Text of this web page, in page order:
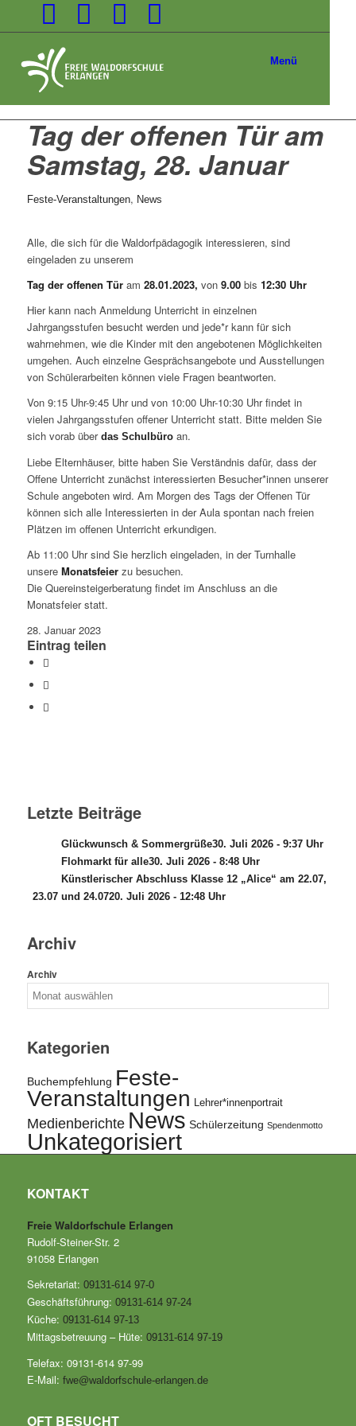
Menü
Tag der offenen Tür am
Samstag, 28. Januar
Feste-Veranstaltungen, News
Alle, die sich für die Waldorfpädagogik interessieren, sind
eingeladen zu unserem
Tag der offenen Tür am 28.01.2023, von9.00 bis 12:30 Uhr
Hier kann nach Anmeldung Unterricht in einzelnen
Jahrgangsstufen besucht werden und jede*r kann für sich
wahrnehmen, wie die Kinder mit den angebotenen Möglichkeiten
umgehen. Auch einzelne Gesprächsangebote und Ausstellungen
von Schülerarbeiten können viele Fragen beantworten.
Von 9:15 Uhr-9:45 Uhr und von 10:00 Uhr-10:30 Uhr findet in
vielen Jahrgangsstufen offener Unterricht statt. Bitte melden Sie
sich vorab über das Schulbüroan.
Liebe Elternhäuser, bitte haben Sie Verständnis dafür, dass der
Offene Unterricht zunächst interessierten Besucher*innen unserer
Schule angeboten wird. Am Morgen des Tags der Offenen Tür
können sich alle Interessierten in der Aula spontan nach freien
Plätzen im offenen Unterricht erkundigen.
Ab 11:00 Uhr sind Sie herzlich eingeladen, in der Turnhalle
unsere Monatsfeierzu besuchen.
Die Quereinsteigerberatung findet im Anschluss an die
Monatsfeier statt.
28. Januar 2023
Eintrag teilen
Letzte Beiträge
Glückwunsch & Sommergrüße30. Juli 2026 - 9:37 Uhr
Flohmarkt für alle30. Juli 2026 - 8:48 Uhr
Künstlerischer Abschluss Klasse 12 „Alice“ am 22.07,
23.07 und 24.0720. Juli 2026 - 12:48 Uhr
Archiv
Archiv
Kategorien
Buchempfehlung Feste-
Veranstaltungen Lehrer*innenportrait
Medienberichte News Schülerzeitung Spendenmotto
Unkategorisiert
KONTAKT
Freie Waldorfschule Erlangen
Rudolf-Steiner-Str. 2
91058 Erlangen
Sekretariat: 09131-614 97-0
Geschäftsführung: 09131-614 97-24
Küche: 09131-614 97-13
Mittagsbetreuung – Hüte: 09131-614 97-19
Telefax: 09131-614 97-99
E-Mail: fwe@waldorfschule-erlangen.de
OFT BESUCHT